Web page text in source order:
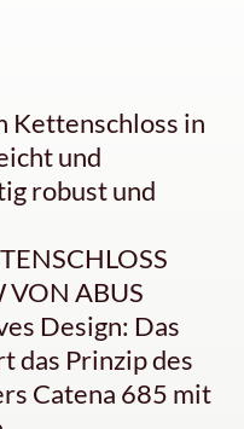
Kettenschloss in
und
robust und
ABUS
Design: Das
das Prinzip des
Catena 685 mit